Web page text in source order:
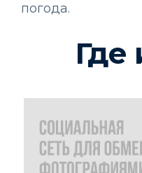
погода.
Где